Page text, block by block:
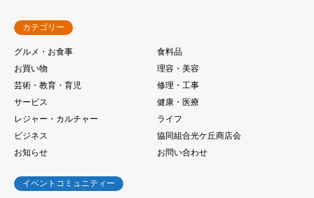
カテゴリー
グルメ・お食事
食料品
お買い物
理容・美容
芸術・教育・育児
修理・工事
サービス
健康・医療
レジャー・カルチャー
ライフ
ビジネス
協同組合光ケ丘商店会
お知らせ
お問い合わせ
イベントコミュニティー